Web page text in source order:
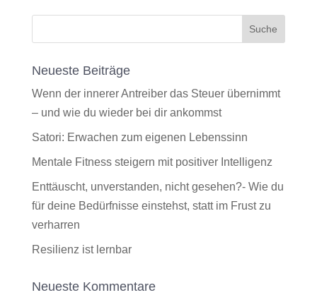
Neueste Beiträge
Wenn der innerer Antreiber das Steuer übernimmt
– und wie du wieder bei dir ankommst
Satori: Erwachen zum eigenen Lebenssinn
Mentale Fitness steigern mit positiver Intelligenz
Enttäuscht, unverstanden, nicht gesehen?- Wie du
für deine Bedürfnisse einstehst, statt im Frust zu
verharren
Resilienz ist lernbar
Neueste Kommentare